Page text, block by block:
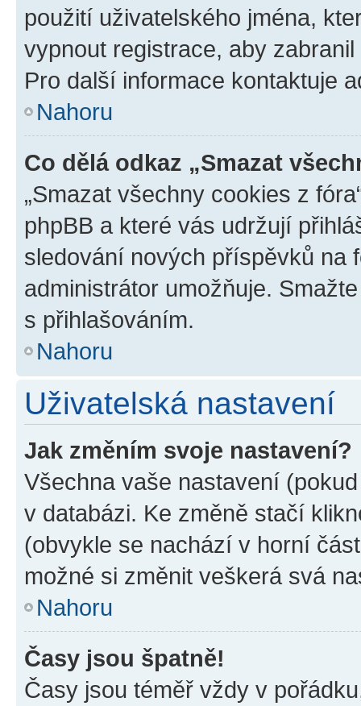
použití uživatelského jména,
vypnout registrace, aby
Pro další informace kontaktuje
Nahoru
Co dělá odkaz „Smazat
„Smazat všechny cookies z
phpBB a které vás udržují
sledování nových příspěvků na
administrátor umožňuje.
s přihlašováním.
Nahoru
Uživatelská nastavení
Jak změním svoje nastavení?
Všechna vaše nastavení
v databázi. Ke změně stačí
(obvykle se nachází v horní
možné si změnit veškerá svá
Nahoru
Časy jsou špatně!
Časy jsou téměř vždy v